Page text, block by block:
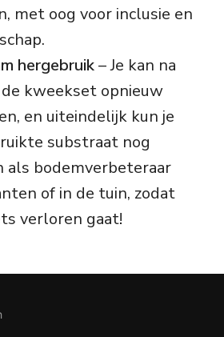
met oog voor inclusie en
hergebruik– Je kan na
kweekset opnieuw
en uiteindelijk kun je
substraat nog
als bodemverbeteraar
of in de tuin, zodat
verloren gaat!